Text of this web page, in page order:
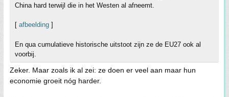
China hard terwijl die in het Westen al afneemt.
[ afbeelding ]
En qua cumulatieve historische uitstoot zijn ze de EU27 ook al
voorbij.
Zeker. Maar zoals ik al zei: ze doen er veel aan maar hun
economie groeit nóg harder.